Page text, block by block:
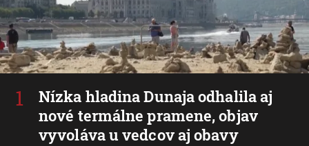
Nízka hladina Dunaja odhalila aj
nové termálne pramene, objav
vyvoláva u vedcov aj obavy